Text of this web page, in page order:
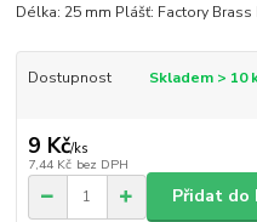
Délka: 25 mm Plášť: Factory Brass
Dostupnost Skladem > 10
9 Kč/ks
7,44 Kč bez DPH
Přidat do